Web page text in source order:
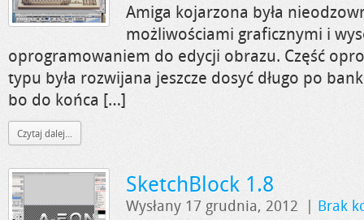
Amiga kojarzona była
możliwościami graficznymi i
oprogramowaniem do edycji obrazu. Część
typu była rozwijana jeszcze dosyć długo po
bo do końca […]
Czytaj dalej...
SketchBlock 1.8
Wysłany 17 grudnia, 2012 | Brak